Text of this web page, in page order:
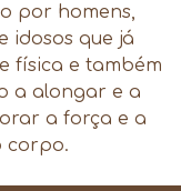
por homens,
idosos que já
física e também
a alongar e a
a força e a
corpo.